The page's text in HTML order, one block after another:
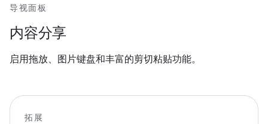
导视面板
内容分享
启用拖放、图片键盘和丰富的剪切粘贴功能。
拓展